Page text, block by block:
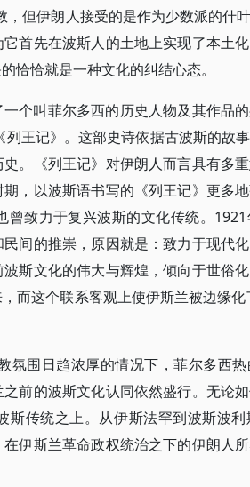
但伊朗人接受的是作为少数派的什
首先在波斯人的土地上实现了本土
恰恰就是一种文化的纠结心态。
个叫菲尔多西的历史人物及其作品
王记》。这部史诗依据古波斯的故
。《列王记》对伊朗人而言具有多
，以波斯语书写的《列王记》更多
致力于复兴波斯的文化传统。
间的推崇，原因就是：致力于现代
斯文化的伟大与辉煌，倾向于世俗
而这个联系客观上使伊斯兰被边缘
氛围日趋浓厚的情况下，菲尔多西
前的波斯文化认同依然盛行。无论
斯传统之上。从伊斯法罕到波斯波
伊斯兰革命政权统治之下的伊朗人